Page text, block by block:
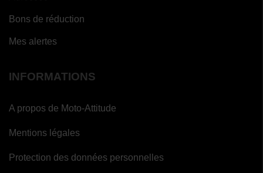
Bons de réduction
Mes alertes
INFORMATIONS
A propos de Moto-Attitude
Mentions légales
Protection des données personnelles